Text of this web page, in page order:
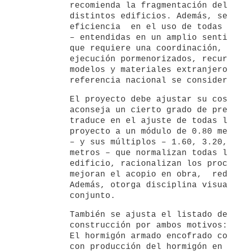
recomienda la fragmentación
distintos edificios. Además, se
eficiencia en el uso de todas
– entendidas en un amplio
que requiere una
ejecución pormenorizados,
modelos y materiales
referencia nacional se
El proyecto debe ajustar su
aconseja un cierto grado de
traduce en el ajuste de todas
proyecto a un módulo de 0.80
– y sus múltiplos – 1.60,
metros – que normalizan todas
edificio, racionalizan los
mejoran el acopio en obra,
Además, otorga disciplina
conjunto.
También se ajusta el listado
construcción por ambos
El hormigón armado encofrado
con producción del hormigón